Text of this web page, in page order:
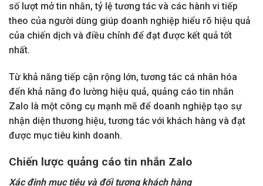
số lượt mở tin nhắn, tỷ lệ tương tác và các hành vi tiếp
theo của người dùng giúp doanh nghiệp hiểu rõ hiệu quả
của chiến dịch và điều chỉnh để đạt được kết quả tốt
nhất.
Từ khả năng tiếp cận rộng lớn, tương tác cá nhân hóa
đến khả năng đo lường hiệu quả, quảng cáo tin nhắn
Zalo là một công cụ mạnh mẽ để doanh nghiệp tạo sự
nhận diện thương hiệu, tương tác với khách hàng và đạt
được mục tiêu kinh doanh.
Chiến lược quảng cáo tin nhắn Zalo
Xác định mục tiêu và đối tượng khách hàng